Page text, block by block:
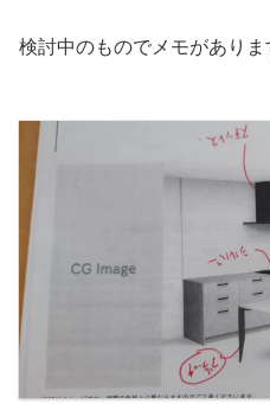
検討中のものでメモがありま